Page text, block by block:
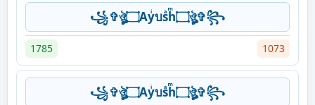
꧁✞ঔৣ۝Ayͥบsͣhͫ۝ঔৣ✞꧂
1785 1073
꧁✞ঔৣ۝Ayͥบsͣhͫ۝ঔৣ✞꧂